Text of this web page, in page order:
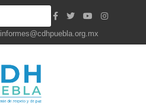
informes@cdhpuebla.org.mx